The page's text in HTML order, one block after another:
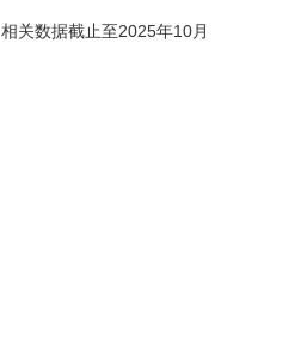
相关数据截止至2025年10月